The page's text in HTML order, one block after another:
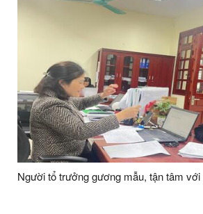
Người tổ trưởng gương mẫu, tận tâm